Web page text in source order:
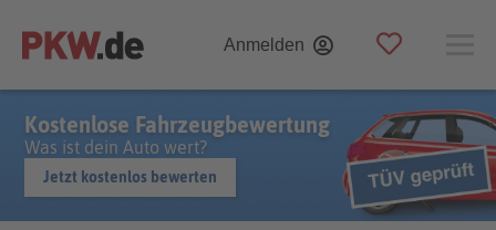
Anmelden
Kostenlose Fahrzeugbewertung
Was ist dein Auto wert?
Jetzt kostenlos bewerten